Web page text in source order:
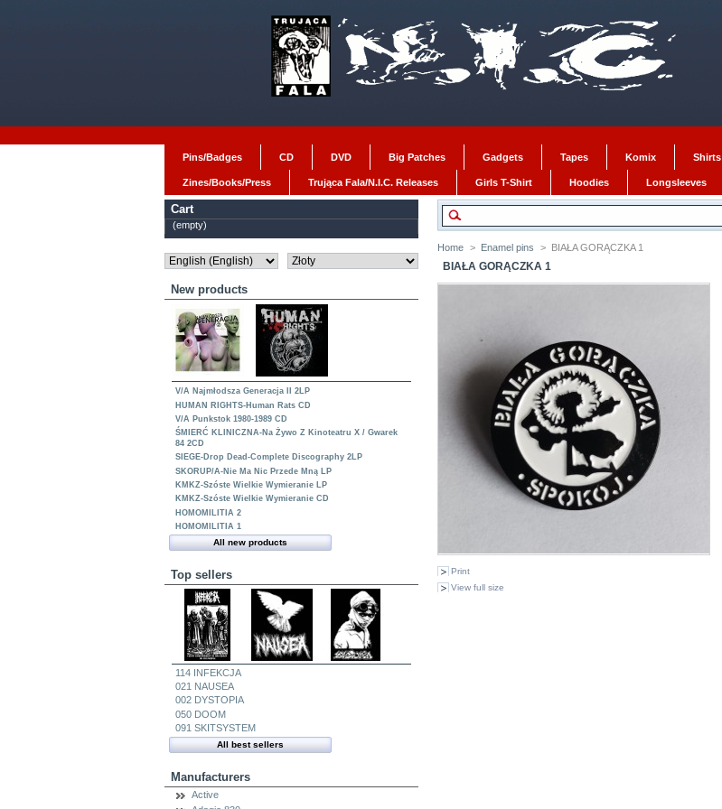
Pins/Badges CD DVD Big Patches Gadgets Tapes Komix Shirts
Zines/Books/Press Trująca Fala/N.I.C. Releases Girls T-Shirt Hoodies Longsleeves
Cart
(empty)
New products
V/A Najmłodsza Generacja II 2LP
HUMAN RIGHTS-Human Rats CD
V/A Punkstok 1980-1989 CD
ŚMIERĆ KLINICZNA-Na Żywo Z Kinoteatru X / Gwarek
84 2CD
SIEGE-Drop Dead-Complete Discography 2LP
SKORUP/A-Nie Ma Nic Przede Mną LP
KMKZ-Szóste Wielkie Wymieranie LP
KMKZ-Szóste Wielkie Wymieranie CD
HOMOMILITIA 2
HOMOMILITIA 1
All new products
Top sellers
114 INFEKCJA
021 NAUSEA
002 DYSTOPIA
050 DOOM
091 SKITSYSTEM
All best sellers
Manufacturers
Active
Home > Enamel pins > BIAŁA GORĄCZKA 1
BIAŁA GORĄCZKA 1
Print
View full size